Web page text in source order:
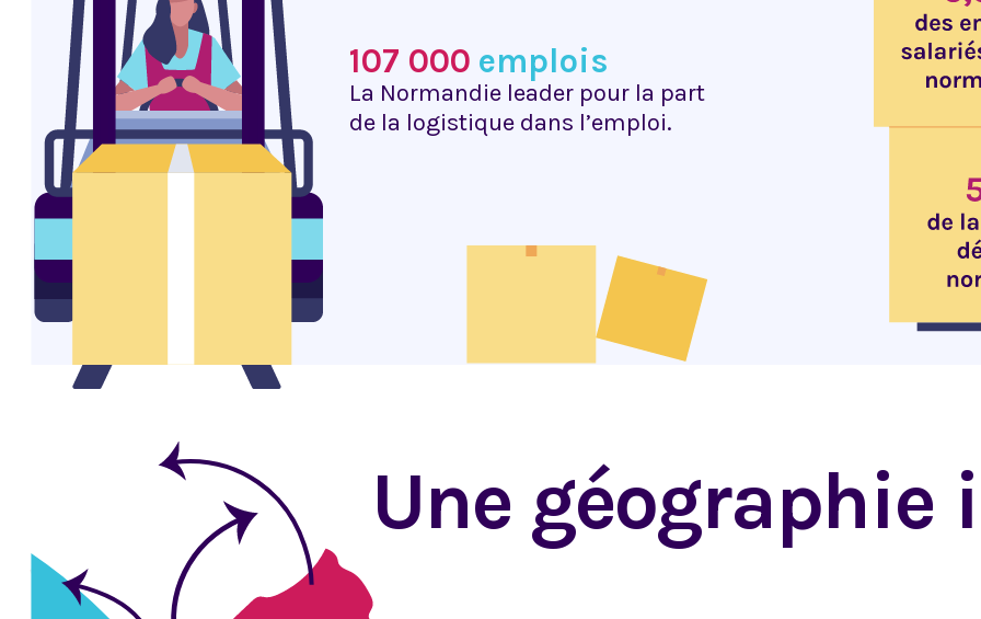
Une géographie
107 000 emplois
La Normandie leader pour la part
de la logistique dans l’emploi.